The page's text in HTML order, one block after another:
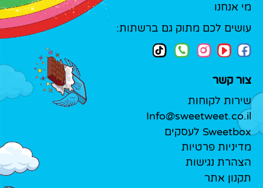
מי אנחנו
עושים לכם מתוק גם ברשתות:
צור קשר
שירות לקוחות
Info@sweetweet.co.il
Sweetbox לעסקים
מדיניות פרטיות
הצהרת נגישות
תקנון אתר